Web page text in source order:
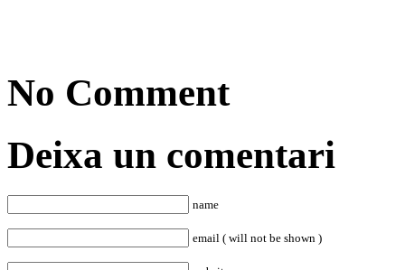
No Comment
Deixa un comentari
name
email ( will not be shown )